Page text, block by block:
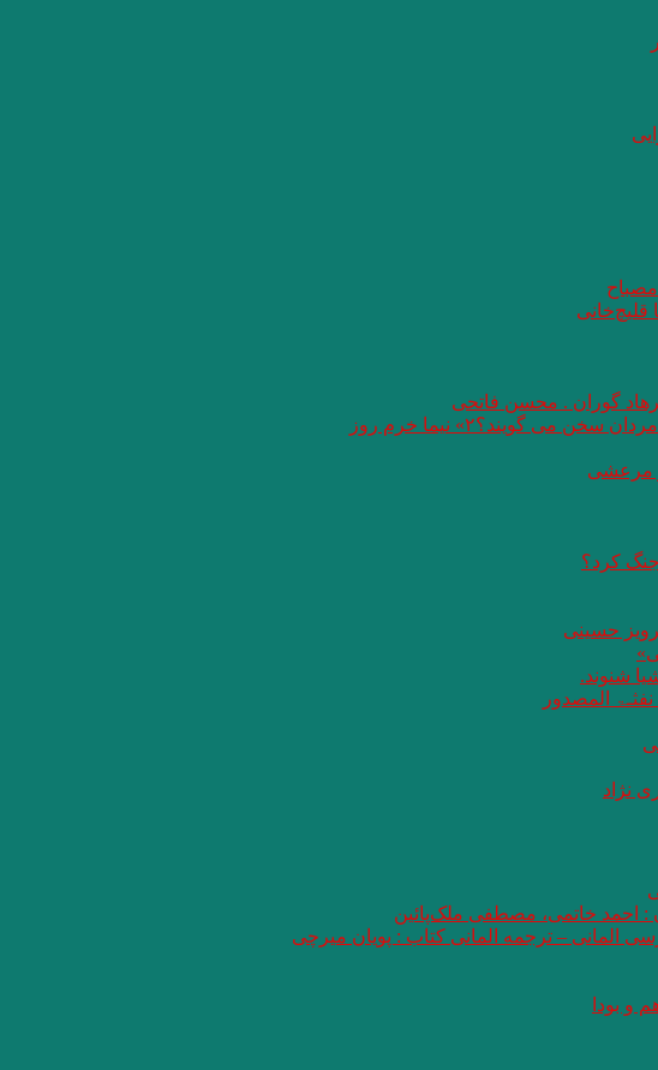
قلیچ‌خانی
گوران . محسن فاتحی
گویند؟۲» نیما خرم روز
کرد؟
حسینی
شنوند.
المصدور
نژاد
: احمد خاتمی، مصطفی ملک‌پائین
المانی – ترجمه المانی کتاب : پویان میرچی
و بودا